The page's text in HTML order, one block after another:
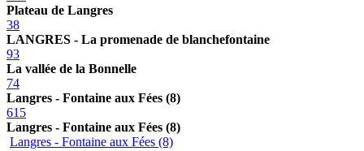
Plateau de Langres
38
LANGRES - La promenade de blanchefontaine
93
La vallée de la Bonnelle
74
Langres - Fontaine aux Fées (8)
615
Langres - Fontaine aux Fées (8)
Langres - Fontaine aux Fées (8)